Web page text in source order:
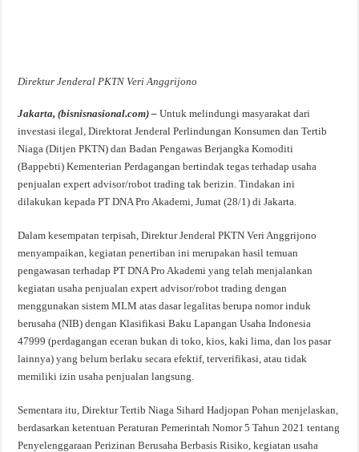
Direktur Jenderal PKTN Veri Anggrijono
Jakarta, (bisnisnasional.com) – Untuk melindungi masyarakat dari
investasi ilegal, Direktorat Jenderal Perlindungan Konsumen dan Tertib
Niaga (Ditjen PKTN) dan Badan Pengawas Berjangka Komoditi
(Bappebti) Kementerian Perdagangan bertindak tegas terhadap usaha
penjualan expert advisor/robot trading tak berizin. Tindakan ini
dilakukan kepada PT DNA Pro Akademi, Jumat (28/1) di Jakarta.
Dalam kesempatan terpisah, Direktur Jenderal PKTN Veri Anggrijono
menyampaikan, kegiatan penertiban ini merupakan hasil temuan
pengawasan terhadap PT DNA Pro Akademi yang telah menjalankan
kegiatan usaha penjualan expert advisor/robot trading dengan
menggunakan sistem MLM atas dasar legalitas berupa nomor induk
berusaha (NIB) dengan Klasifikasi Baku Lapangan Usaha Indonesia
47999 (perdagangan eceran bukan di toko, kios, kaki lima, dan los pasar
lainnya) yang belum berlaku secara efektif, terverifikasi, atau tidak
memiliki izin usaha penjualan langsung.
Sementara itu, Direktur Tertib Niaga Sihard Hadjopan Pohan menjelaskan,
berdasarkan ketentuan Peraturan Pemerintah Nomor 5 Tahun 2021 tentang
Penyelenggaraan Perizinan Berusaha Berbasis Risiko, kegiatan usaha